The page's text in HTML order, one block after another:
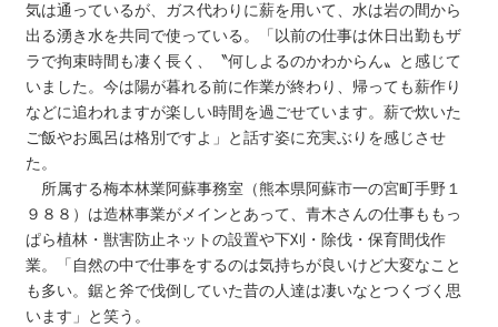
気は通っているが、ガス代わりに薪を用いて、水は岩の間から
出る湧き水を共同で使っている。「以前の仕事は休日出勤もザ
ラで拘束時間も凄く長く、〝何しよるのかわからん〟と感じて
いました。今は陽が暮れる前に作業が終わり、帰っても薪作り
などに追われますが楽しい時間を過ごせています。薪で炊いた
ご飯やお風呂は格別ですよ」と話す姿に充実ぶりを感じさせ
た。
所属する梅本林業阿蘇事務室（熊本県阿蘇市一の宮町手野１
９８８）は造林事業がメインとあって、青木さんの仕事ももっ
ぱら植林・獣害防止ネットの設置や下刈・除伐・保育間伐作
業。「自然の中で仕事をするのは気持ちが良いけど大変なこと
も多い。鋸と斧で伐倒していた昔の人達は凄いなとつくづく思
います」と笑う。